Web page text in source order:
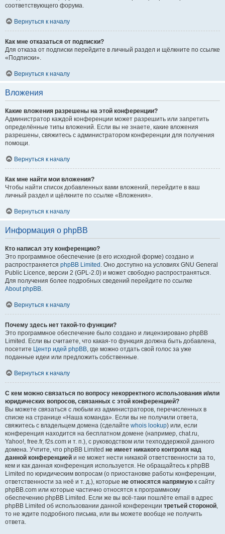
соответствующего форума.
Вернуться к началу
Как мне отказаться от подписки?
Для отказа от подписки перейдите в личный раздел и щёлкните по ссылке
«Подписки».
Вернуться к началу
Вложения
Какие вложения разрешены на этой конференции?
Администратор каждой конференции может разрешить или запретить
определённые типы вложений. Если вы не знаете, какие вложения
разрешены, свяжитесь с администратором конференции для получения
помощи.
Вернуться к началу
Как мне найти мои вложения?
Чтобы найти список добавленных вами вложений, перейдите в ваш
личный раздел и щёлкните по ссылке «Вложения».
Вернуться к началу
Информация о phpBB
Кто написал эту конференцию?
Это программное обеспечение (в его исходной форме) создано и
распространяется phpBB Limited . Оно доступно на условиях GNU General
Public Licence, версии 2 (GPL-2.0) и может свободно распространяться.
Для получения более подробных сведений перейдите по ссылке
About phpBB.
Вернуться к началу
Почему здесь нет такой-то функции?
Это программное обеспечение было создано и лицензировано phpBB
Limited. Если вы считаете, что какая-то функция должна быть добавлена,
посетите Центр идей phpBB, где можно отдать свой голос за уже
поданные идеи или предложить собственные.
Вернуться к началу
С кем можно связаться по вопросу некорректного использования и/или
юридических вопросов, связанных с этой конференцией?
Вы можете связаться с любым из администраторов, перечисленных в
списке на странице «Наша команда». Если вы не получили ответа,
свяжитесь с владельцем домена (сделайте whois lookup) или, если
конференция находится на бесплатном домене (например, chat.ru,
Yahoo!, free.fr, f2s.com и т. п.), с руководством или техподдержкой данного
домена. Учтите, что phpBB Limited не имеет никакого контроля над
данной конференцией и не может нести никакой ответственности за то,
кем и как данная конференция используется. Не обращайтесь к phpBB
Limited по юридическим вопросам (о приостановке работы конференции,
ответственности за неё и т. д.), которые не относятся напрямую к сайту
phpBB.com или которые частично относятся к программному
обеспечению phpBB Limited. Если же вы всё-таки пошлёте email в адрес
phpBB Limited об использовании данной конференции третьей стороной,
то не ждите подробного письма, или вы можете вообще не получить
ответа.